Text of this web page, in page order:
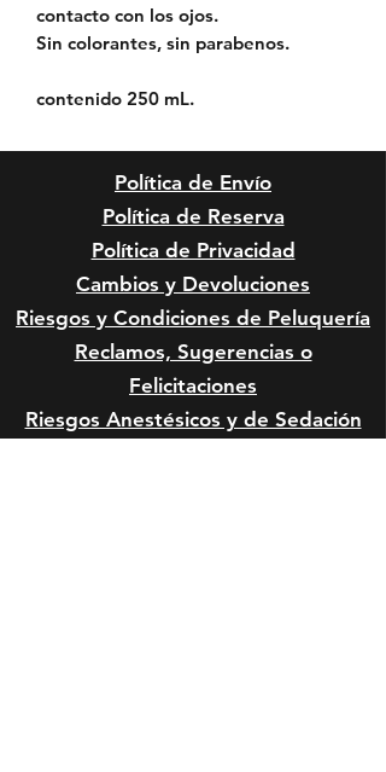
contacto con los ojos.
Sin colorantes, sin parabenos.
contenido 250 mL.
Política de Envío
Política de Reserva
Política de Privacidad
Cambios y Devoluciones
Riesgos y Condiciones de Peluquería
Reclamos, Sugerencias o
Felicitaciones
Riesgos Anestésicos y de Sedación